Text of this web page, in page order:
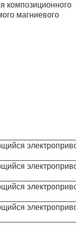
композиционного
магниевого